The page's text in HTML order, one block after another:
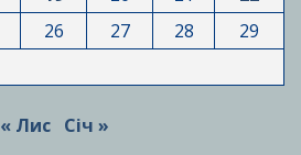
26 27 28
29
« Лис Січ »